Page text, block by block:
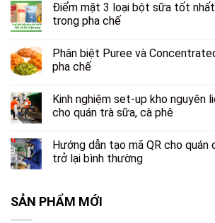
Điểm mặt 3 loại bột sữa tốt
trong pha chế
Phân biệt Puree và
pha chế
Kinh nghiệm set-up kho nguyên
cho quán trà sữa, cà phê
Hướng dẫn tạo mã QR cho quán
trở lại bình thường
SẢN PHẨM MỚI